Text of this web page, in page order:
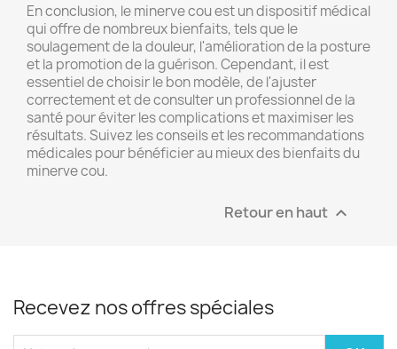
En conclusion, le minerve cou est un dispositif médical
qui offre de nombreux bienfaits, tels que le
soulagement de la douleur, l'amélioration de la posture
et la promotion de la guérison. Cependant, il est
essentiel de choisir le bon modèle, de l'ajuster
correctement et de consulter un professionnel de la
santé pour éviter les complications et maximiser les
résultats. Suivez les conseils et les recommandations
médicales pour bénéficier au mieux des bienfaits du
minerve cou.
Retour en haut 
Recevez nos offres spéciales